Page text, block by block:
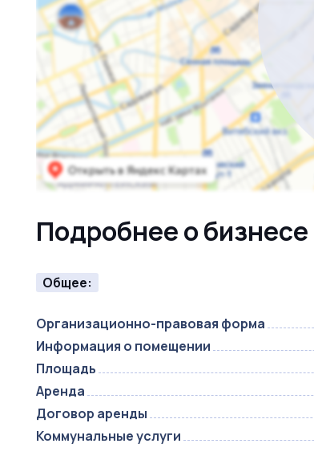
Подробнее о бизнесе
Общее:
Организационно-правовая форма
Информация о помещении
Площадь
Аренда
Договор аренды
Коммунальные услуги